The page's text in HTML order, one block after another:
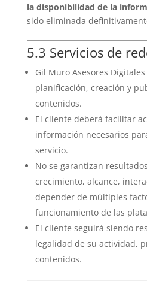
la disponibilidad de la
sido eliminada
5.3 Servicios de
Gil Muro Asesores
planificación, creación y
contenidos.
El cliente deberá facilitar
información necesarios
servicio.
No se garantizan
crecimiento, alcance,
depender de múltiples
funcionamiento de las
El cliente seguirá siendo
legalidad de su actividad,
contenidos.